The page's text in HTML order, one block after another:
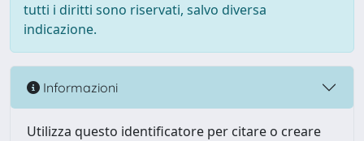
tutti i diritti sono riservati, salvo diversa
indicazione.
Informazioni
Utilizza questo identificatore per citare o creare